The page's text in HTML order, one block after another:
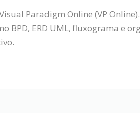
Paradigm Online (VP
BPD, ERD UML, fluxograma e